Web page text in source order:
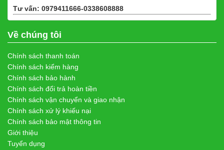
Tư vấn: 0979411666-0338608888
Về chúng tôi
Chính sách thanh toán
Chính sách kiểm hàng
Chính sách bảo hành
Chính sách đổi trả hoàn tiền
Chính sách vận chuyển và giao nhận
Chính sách xử lý khiếu nại
Chính sách bảo mật thông tin
Giới thiệu
Tuyển dụng